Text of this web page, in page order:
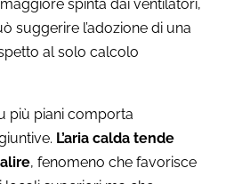
spinta dai ventilatori,
suggerire l’adozione di una
al solo calcolo
più piani comporta
L’aria calda tende
, fenomeno che favorisce